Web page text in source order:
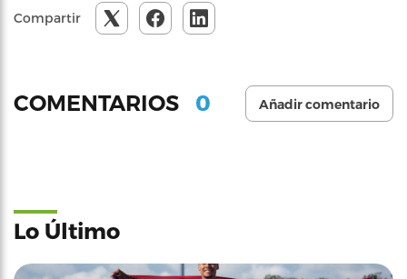
Compartir
COMENTARIOS 0 Añadir comentario
Lo Último